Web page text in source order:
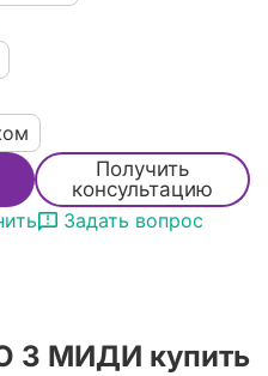
Получить
консультацию
Задать вопрос
3 МИДИ купить